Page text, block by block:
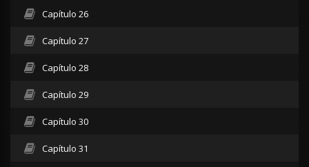
Capítulo 26
Capítulo 27
Capítulo 28
Capítulo 29
Capítulo 30
Capítulo 31